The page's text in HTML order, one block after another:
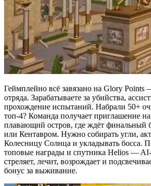
Геймплейно всё завязано на Glory
отряда. Зарабатываете за убийства,
прохождение испытаний. Набрали 50+
топ-4? Команда получает приглашение
плавающий остров, где ждёт финальный
или Кентавром. Нужно собирать угли,
Колесницу Солнца и укладывать босса.
топовые награды и спутника Helios —
стреляет, лечит, возрождает и
бонус за выживание.